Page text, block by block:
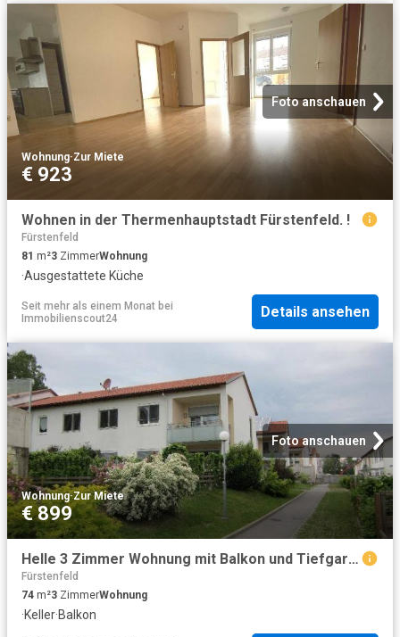
Foto anschauen
Wohnung·Zur Miete
€ 923
Wohnen in der Thermenhauptstadt Fürstenfeld. !
Fürstenfeld
81 m²3 ZimmerWohnung
·Ausgestattete Küche
Seit mehr als einem Monat bei
Immobilienscout24
Details ansehen
Foto anschauen
Wohnung·Zur Miete
€ 899
Helle 3 Zimmer Wohnung mit Balkon und Tiefgaragenparkplatz geförderte Miete ODER geförderte Miete mit Kaufoption 3 Zimmer
Fürstenfeld
74 m²3 ZimmerWohnung
·Keller·Balkon